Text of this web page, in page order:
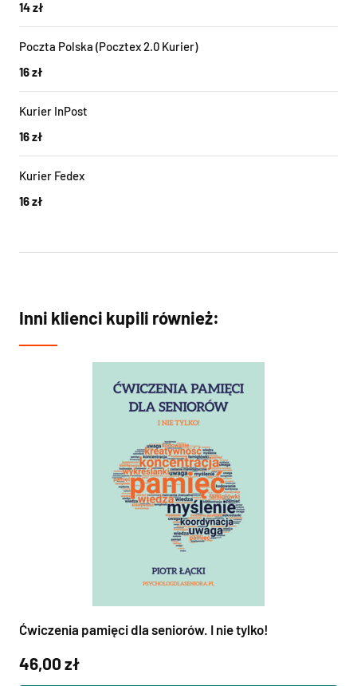
14 zł
Poczta Polska (Pocztex 2.0 Kurier)
16 zł
Kurier InPost
16 zł
Kurier Fedex
16 zł
Inni klienci kupili również:
Ćwiczenia pamięci dla seniorów. I nie tylko!
46,00 zł